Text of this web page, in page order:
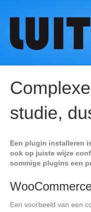
studie,
Een plugin installeren
ook op juiste wijze
sommige plugins een
Een voorbeeld van een